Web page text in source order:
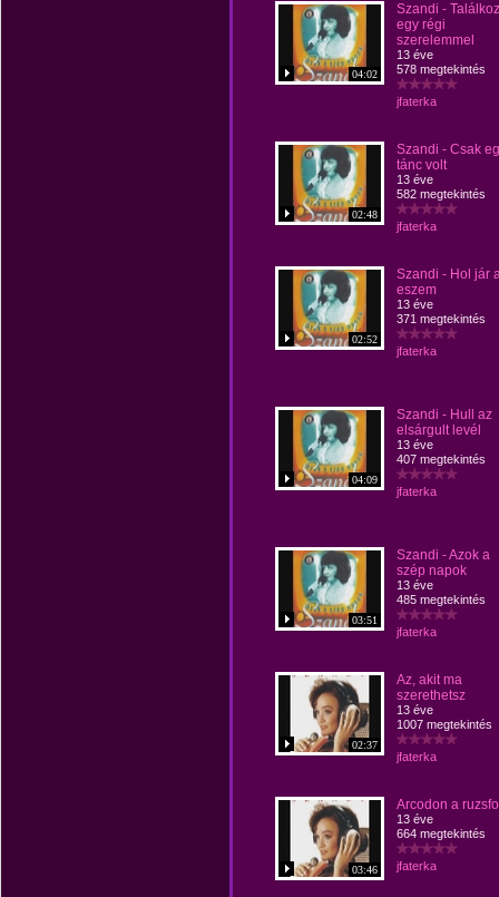
04:02
Szandi -
egy régi
szerelemmel
13 éve
578 megtekintés
jfaterka
02:48
Szandi - Csak
tánc volt
13 éve
582 megtekintés
jfaterka
02:52
Szandi - Hol jár
eszem
13 éve
371 megtekintés
jfaterka
04:09
Szandi - Hull az
elsárgult levél
13 éve
407 megtekintés
jfaterka
03:51
Szandi - Azok a
szép napok
13 éve
485 megtekintés
jfaterka
02:37
Az, akit ma
szerethetsz
13 éve
1007 megtekintés
jfaterka
03:46
Arcodon a
13 éve
664 megtekintés
jfaterka